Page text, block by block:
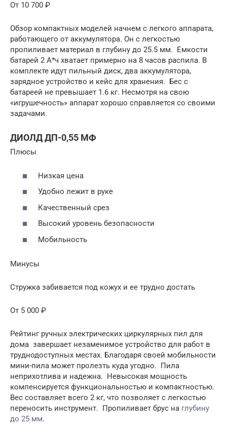
От 10 700 ₽
Обзор компактных моделей начнем с легкого аппарата,
работающего от аккумулятора. Он с легкостью
пропиливает материал в глубину до 25.5 мм. Емкости
батарей 2 А*ч хватает примерно на 8 часов распила. В
комплекте идут пильный диск, два аккумулятора,
зарядное устройство и кейс для хранения. Бес с
батареей не превышает 1.6 кг. Несмотря на свою
«игрушечность» аппарат хорошо справляется со своими
задачами.
ДИОЛД ДП-0,55 МФ
Плюсы
Низкая цена
Удобно лежит в руке
Качественный срез
Высокий уровень безопасности
Мобильность
Минусы
Стружка забивается под кожух и ее трудно достать
От 5 000 ₽
Рейтинг ручных электрических циркулярных пил для
дома завершает незаменимое устройство для работ в
труднодоступных местах. Благодаря своей мобильности
мини-пила может пролезть куда угодно. Пила
неприхотлива и надежна. Невысокая мощность
компенсируется функциональностью и компактностью.
Вес составляет всего 2 кг, что позволяет с легкостью
переносить инструмент. Пропиливает брус на глубину
до 25 мм.